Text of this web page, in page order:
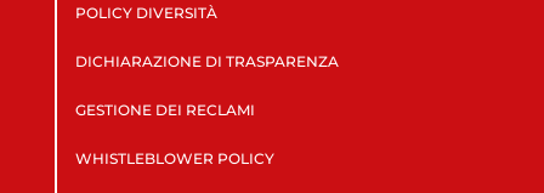
POLICY DIVERSITÀ
DICHIARAZIONE DI TRASPARENZA
GESTIONE DEI RECLAMI
WHISTLEBLOWER POLICY